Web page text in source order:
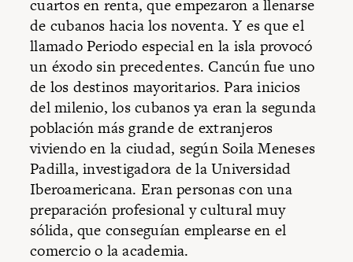
cuartos en renta, que empezaron a llenarse
de cubanos hacia los noventa. Y es que el
llamado Periodo especial en la isla provocó
un éxodo sin precedentes. Cancún fue uno
de los destinos mayoritarios. Para inicios
del milenio, los cubanos ya eran la segunda
población más grande de extranjeros
viviendo en la ciudad, según Soila Meneses
Padilla, investigadora de la Universidad
Iberoamericana. Eran personas con una
preparación profesional y cultural muy
sólida, que conseguían emplearse en el
comercio o la academia.